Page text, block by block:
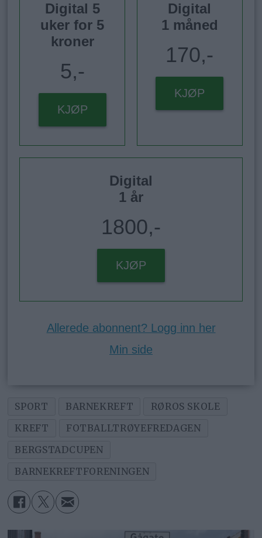
Digital 5
uker for 5
kroner
5,-
KJØP
Digital
1 måned
170,-
KJØP
Digital
1 år
1800,-
KJØP
Allerede abonnent? Logg inn her
Min side
SPORT BARNEKREFT
RØROS SKOLE
KREFT
FOTBALLTRØYEFREDAGEN
BERGSTADCUPEN
BARNEKREFTFORENINGEN